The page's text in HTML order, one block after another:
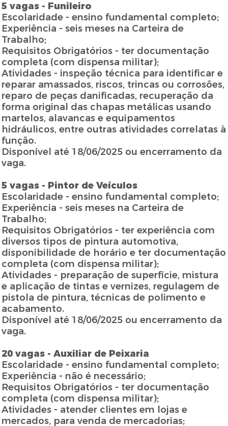
5 vagas - Funileiro
Escolaridade - ensino fundamental completo;
Experiência - seis meses na Carteira de
Trabalho;
Requisitos Obrigatórios - ter documentação
completa (com dispensa militar);
Atividades - inspeção técnica para identificar e
reparar amassados, riscos, trincas ou corrosões,
reparo de peças danificadas, recuperação da
forma original das chapas metálicas usando
martelos, alavancas e equipamentos
hidráulicos, entre outras atividades correlatas à
função.
Disponível até 18/06/2025 ou encerramento da
vaga.
5 vagas - Pintor de Veículos
Escolaridade - ensino fundamental completo;
Experiência - seis meses na Carteira de
Trabalho;
Requisitos Obrigatórios - ter experiência com
diversos tipos de pintura automotiva,
disponibilidade de horário e ter documentação
completa (com dispensa militar);
Atividades - preparação de superfície, mistura
e aplicação de tintas e vernizes, regulagem de
pistola de pintura, técnicas de polimento e
acabamento.
Disponível até 18/06/2025 ou encerramento da
vaga.
20 vagas - Auxiliar de Peixaria
Escolaridade - ensino fundamental completo;
Experiência - não é necessário;
Requisitos Obrigatórios - ter documentação
completa (com dispensa militar);
Atividades - atender clientes em lojas e
mercados, para venda de mercadorias;